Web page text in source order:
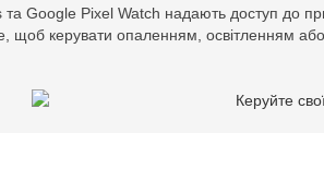
Google Pixel Watch надають доступ до
щоб керувати опаленням, освітленням